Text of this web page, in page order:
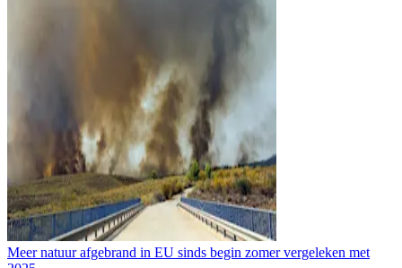
Meer natuur afgebrand in EU sinds begin zomer vergeleken met